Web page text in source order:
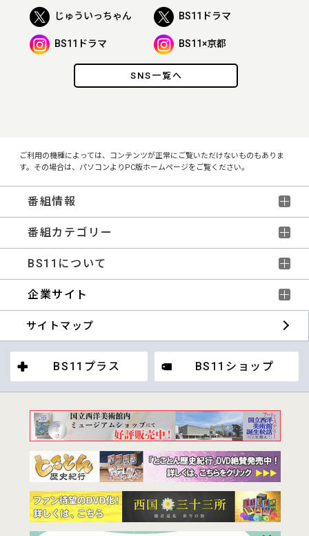
SNS一覧へ
じゅういっちゃん BS11ドラマ
BS11ドラマ BS11×京都
ご利用の機種によっては、コンテンツが正常にご覧いただけないものもありま
す。その場合は、パソコンよりPC版ホームページをご覧ください。
番組情報
番組カテゴリー
BS11について
企業サイト
サイトマップ
BS11プラス BS11ショップ